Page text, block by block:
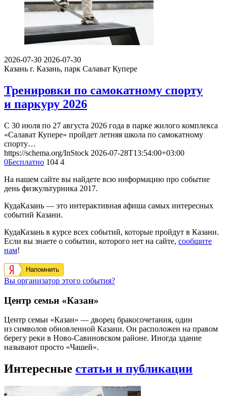
2026-07-30 2026-07-30
Казань г. Казань, парк Салават Купере
Тренировки по самокатному спорту
и паркуру 2026
С 30 июля по 27 августа 2026 года в парке жилого комплекса
«Салават Купере» пройдет летняя школа по самокатному
спорту…
https://schema.org/InStock 2026-07-28T13:54:00+03:00
0Бесплатно 104 4
На нашем сайте вы найдете всю информацию про событие
день физкультурника 2017.
КудаКазань — это интерактивная афиша самых интересных
событий Казани.
КудаКазань в курсе всех событий, которые пройдут в Казани.
Если вы знаете о событии, которого нет на сайте, сообщите
нам!
Напомнить
Вы организатор этого события?
Центр семьи «Казан»
Центр семьи «Казан» — дворец бракосочетания, один
из символов обновленной Казани. Он расположен на правом
берегу реки в Ново-Савиновском районе. Иногда здание
называют просто «Чашей».
Интересные статьи и публикации